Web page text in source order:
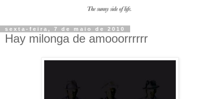
sexta-feira, 7 de maio de 2010
Hay milonga de amooorrrrrr